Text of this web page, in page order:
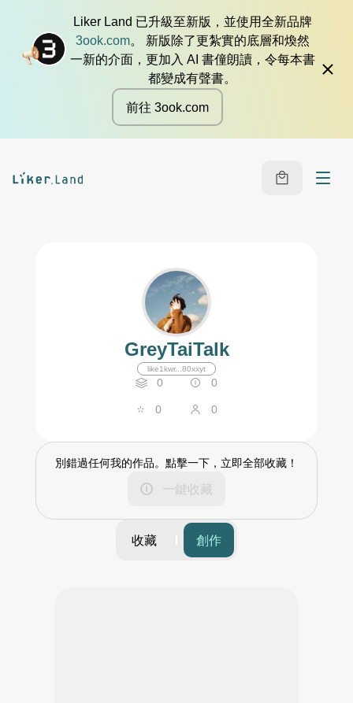
Liker Land 已升級至新版，並使用全新品牌
3ook.com。 新版除了更紮實的底層和煥然
一新的介面，更加入 AI 書僮朗讀，令每本書
都變成有聲書。
前往 3ook.com
GreyTaiTalk
like1kwr...80xxyt
0 0
0 0
別錯過任何我的作品。點擊一下，立即全部收藏！
一鍵收藏
收藏 創作